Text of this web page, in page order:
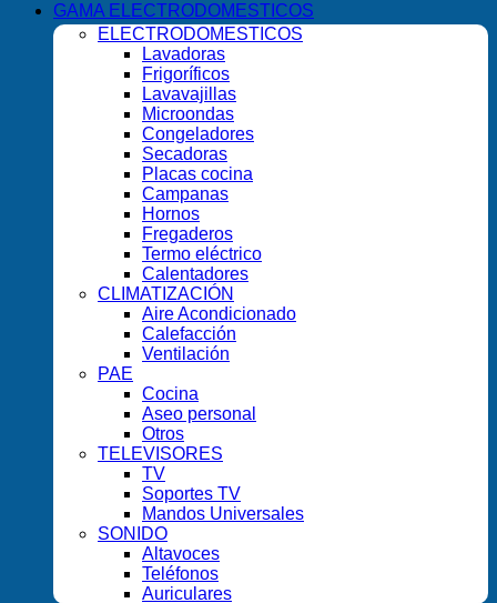
GAMA ELECTRODOMESTICOS
ELECTRODOMESTICOS
Lavadoras
Frigoríficos
Lavavajillas
Microondas
Congeladores
Secadoras
Placas cocina
Campanas
Hornos
Fregaderos
Termo eléctrico
Calentadores
CLIMATIZACIÓN
Aire Acondicionado
Calefacción
Ventilación
PAE
Cocina
Aseo personal
Otros
TELEVISORES
TV
Soportes TV
Mandos Universales
SONIDO
Altavoces
Teléfonos
Auriculares